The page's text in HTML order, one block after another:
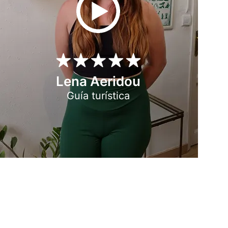
Lena Aeridou
Guía turística